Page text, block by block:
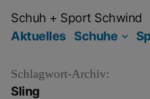
Schuh + Sport Schwind
Aktuelles Schuhe
Schlagwort-Archiv:
Sling